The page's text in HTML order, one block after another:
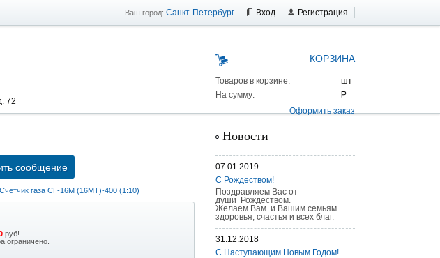
Ваш город: Санкт-Петербург Вход Регистрация
72
КОРЗИНА
Товаров в корзине:
На сумму:
Оформить заказ
сообщение
Счетчик газа СГ-16М (16МТ)-400 (1:10)
руб!
ограничено.
Новости
07.01.2019
С Рождеством!
Поздравляем Вас от
души Рождеством.
Желаем Вам и Вашим семьям
здоровья, счастья и всех благ.
31.12.2018
С Наступающим Новым Годом!